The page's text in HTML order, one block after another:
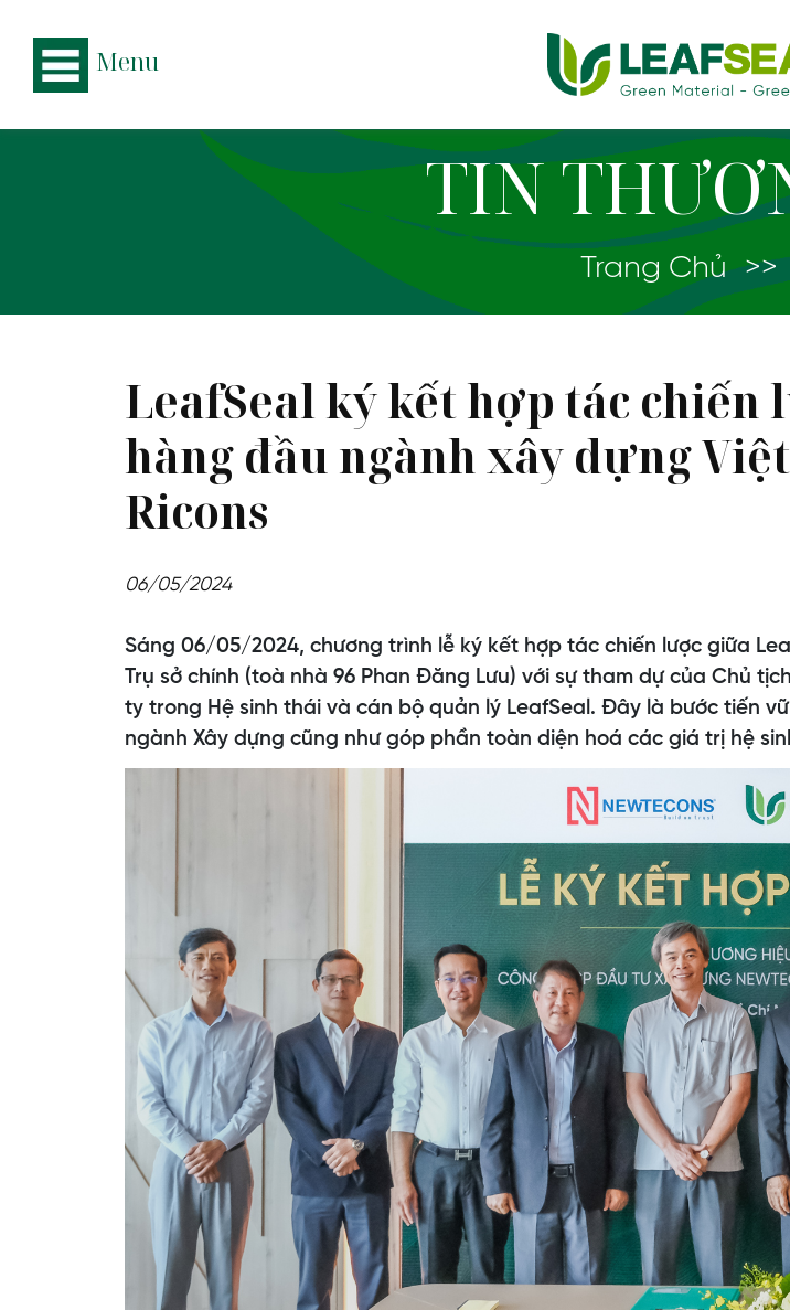
Menu
TIN
Trang Chủ >>
LeafSeal ký kết hợp tác
hàng đầu ngành xây dựng
Ricons
06/05/2024
Sáng 06/05/2024, chương trình lễ ký kết hợp tác chiến lược giữa
Trụ sở chính (toà nhà 96 Phan Đăng Lưu) với sự tham dự của Chủ
ty trong Hệ sinh thái và cán bộ quản lý LeafSeal. Đây là bước tiến
ngành Xây dựng cũng như góp phần toàn diện hoá các giá trị hệ